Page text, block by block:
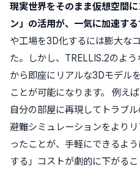
現実世界をそのまま仮想空間
ン」の活用が、一気に加速する
や工場を3D化するには膨大な
た。しかし、TRELLIS.2のよ
から即座にリアルな3Dモデル
ことが可能になります。 例え
自分の部屋に再現してトラブ
避難シミュレーションをより
ったことが、手軽にできるよ
する」コストが劇的に下がる